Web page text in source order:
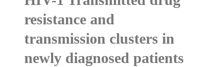
resistance and
transmission clusters in
newly diagnosed patients